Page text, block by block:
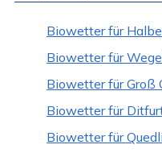
Biowetter für
Biowetter für
Biowetter für Groß
Biowetter für
Biowetter für